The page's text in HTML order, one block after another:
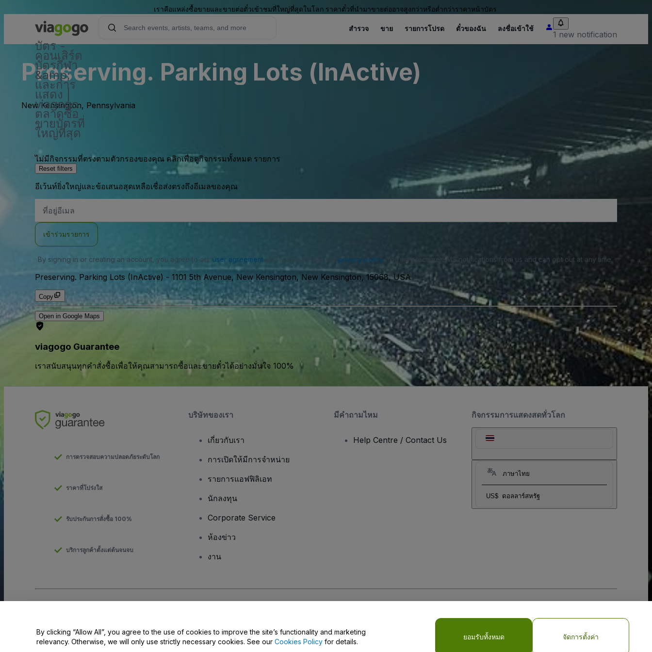
เราคือแหล่งซื้อขายและขายต่อตั๋วเข้าชมที่ใหญ่ที่สุดในโลก ราคาตั๋วที่นำมาขายต่ออาจสูงกว่าหรือต่ำกว่าราคาหน้าบัตร
บัตร -
คอนเสิร์ต
บัตรกีฬา
&amp;
และการ
แสดง |
viagogo
ตลาดซื้อ
ขายบัตรที่
ใหญ่ที่สุด
สำรวจ ขาย รายการโปรด ตั๋วของฉัน ลงชื่อเข้าใช้
1 new notification
Preserving. Parking Lots (InActive)
New Kensington, Pennsylvania
ไม่มีกิจกรรมที่ตรงตามตัวกรองของคุณ คลิกเพื่อดูกิจกรรมทั้งหมด รายการ
Reset filters
อีเว้นท์ยิ่งใหญ่และข้อเสนอสุดเหลือเชื่อส่งตรงถึงอีเมลของคุณ
อยู่
เข้าร่วมรายการ
By signing in or creating an account, you agree to our user agreementand acknowledge our privacy policy. You may receive SMS notifications from us and can opt out at any time.
Preserving. Parking Lots (InActive) - 1101 5th Avenue, New Kensington, New Kensington, 15068, USA
Copy
Open in Google Maps
viagogo Guarantee
เราสนับสนุนทุกคําสั่งซื้อเพื่อให้คุณสามารถซื้อและขายตั๋วได้อย่างมั่นใจ 100%
กิจกรรมการแสดงสดทั่วโลก
ภาษาไทย
US$ ดอลลาร์สหรัฐ
การตรวจสอบความปลอดภัยระดับโลก
ราคาที่โปร่งใส
รับประกันการสั่งซื้อ 100%
บริการลูกค้าตั้งแต่ต้นจนจบ
บริษัทของเรา
เกี่ยวกับเรา
การเปิดให้มีการจำหน่าย
รายการแอฟฟิลิเอท
นักลงทุน
Corporate Service
ห้องข่าว
งาน
มีคําถามไหม
Help Centre / Contact Us
ห้ามแชร์ข้อมูลส่วนบุคคลของฉัน/ทางเลือกเกี่ยวกับความเป็นส่วนตัวของคุณ
By clicking “Allow All”, you agree to the use of cookies to improve the site’s functionality and marketing
relevancy. Otherwise, we will only use strictly necessary cookies. See our Cookies Policy for details.
ยอมรับทั้งหมด จัดการตั้งค่า